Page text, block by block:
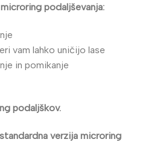
podaljševanja:
vam lahko uničijo lase
in pomikanje
podaljškov.
verzija microring